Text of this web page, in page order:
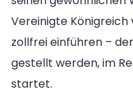
Vereinigte Königreich
zollfrei einführen –
gestellt werden, im
startet.